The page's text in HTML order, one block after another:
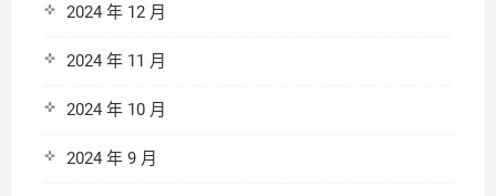
2024 年 12 月
2024 年 11 月
2024 年 10 月
2024 年 9 月